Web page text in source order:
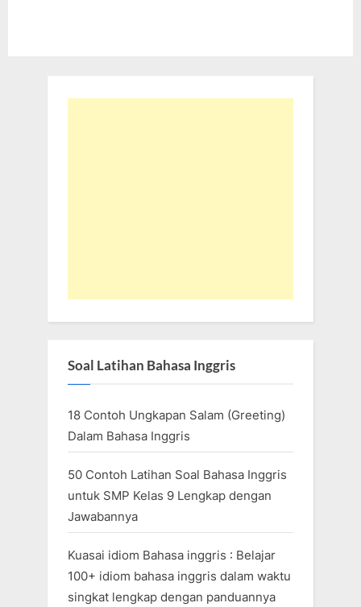
Soal Latihan Bahasa Inggris
18 Contoh Ungkapan Salam (Greeting)
Dalam Bahasa Inggris
50 Contoh Latihan Soal Bahasa Inggris
untuk SMP Kelas 9 Lengkap dengan
Jawabannya
Kuasai idiom Bahasa inggris : Belajar
100+ idiom bahasa inggris dalam waktu
singkat lengkap dengan panduannya